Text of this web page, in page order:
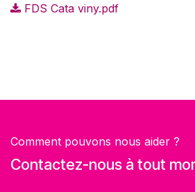
FDS Cata viny.pdf
Comment pouvons nous aider ?
Contactez-nous à tout